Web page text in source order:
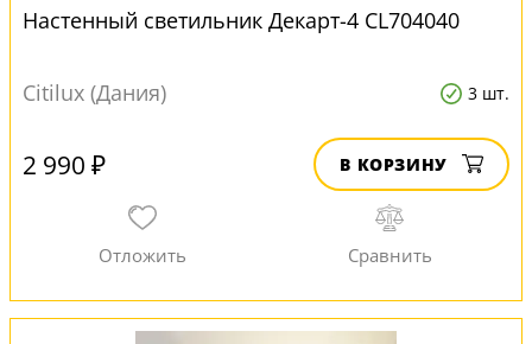
Настенный светильник Декарт-4 CL704040
Citilux (Дания) 3 шт.
2 990 ₽ В КОРЗИНУ